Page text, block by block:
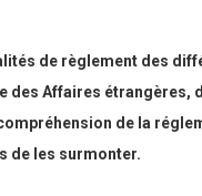
de règlement des
des Affaires étrangères,
de la
de les surmonter.